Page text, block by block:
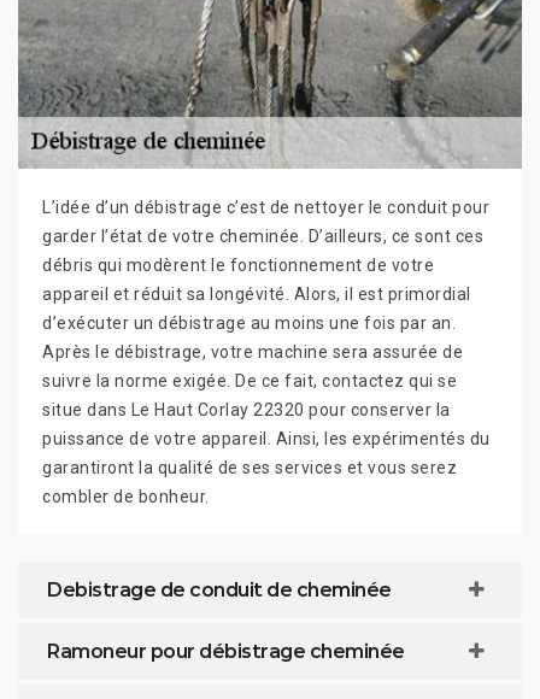
L’idée d’un débistrage c’est de nettoyer le conduit pour
garder l’état de votre cheminée. D’ailleurs, ce sont ces
débris qui modèrent le fonctionnement de votre
appareil et réduit sa longévité. Alors, il est primordial
d’exécuter un débistrage au moins une fois par an.
Après le débistrage, votre machine sera assurée de
suivre la norme exigée. De ce fait, contactez qui se
situe dans Le Haut Corlay 22320 pour conserver la
puissance de votre appareil. Ainsi, les expérimentés du
garantiront la qualité de ses services et vous serez
combler de bonheur.
Debistrage de conduit de cheminée
Ramoneur pour débistrage cheminée